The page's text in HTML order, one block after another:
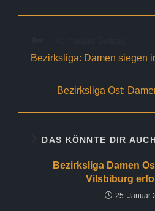
ansehen
Bezirksliga: Damen siegen
Bezirksliga Ost:
DAS KÖNNTE DIR
Bezirksliga Damen
Vilsbiburg
25. Januar